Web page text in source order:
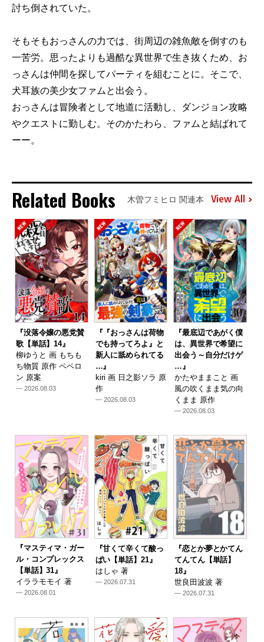
討ち倒されていた。
そもそもおっさんの力では、街周辺の雑魚敵を倒すのも
一苦労。思ったよりも過酷な異世界で生き抜くため、お
っさんは仲間を探してパーティを組むことに。そこで、
犬耳族の美少女ファムと出会う。
おっさんは冒険者として地道に活動し、ダンジョン攻略
やクエストに勤しむ。そのかたわら、ファムと結ばれて
ーー。
Related Books 木曽フミヒロ 関連本 View All
『没落令嬢の悪党賛
歌【単話】14』
柳ゆうと 画 もちも
ち物質 原作 ペペロ
ン 原案
— 2026.08.03
『『おっさんは荷物
でも持ってろよ』と
新人に舐められてる
…』
kiri 画 日之影ソラ 原
作
— 2026.08.03
『最底辺であがく僕
は、異世界で希望に
出会う～自分だけゲ
…』
かたやままこと 画
風の吹くまま気の向
くまま 原作
— 2026.08.03
『マスティマ・ガー
ル・コンプレックス
【単話】31』
イララモモイ 著
— 2026.08.01
『甘くて辛くて酸っ
ぱい【単話】21』
はしゃ 著
— 2026.07.31
『恋とか夢とかてん
てんてん【単話】
18』
世良田波波 著
— 2026.07.31